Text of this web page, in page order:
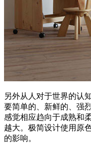
另外从人对于世界的认
要简单的、新鲜的、强
感觉相应趋向于成熟和
越大。极简设计使用原
的影响。